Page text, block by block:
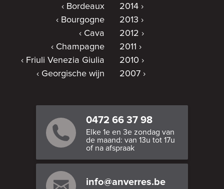
Bordeaux
Bourgogne
Cava
Champagne
Friuli Venezia Giulia
Georgische wijn
2014
2013
2012
2011
2010
2007
0472 66 37 98
Elke 1e en 3e zondag van
de maand: van 13u tot 17u
of na afspraak
info@anverres.be